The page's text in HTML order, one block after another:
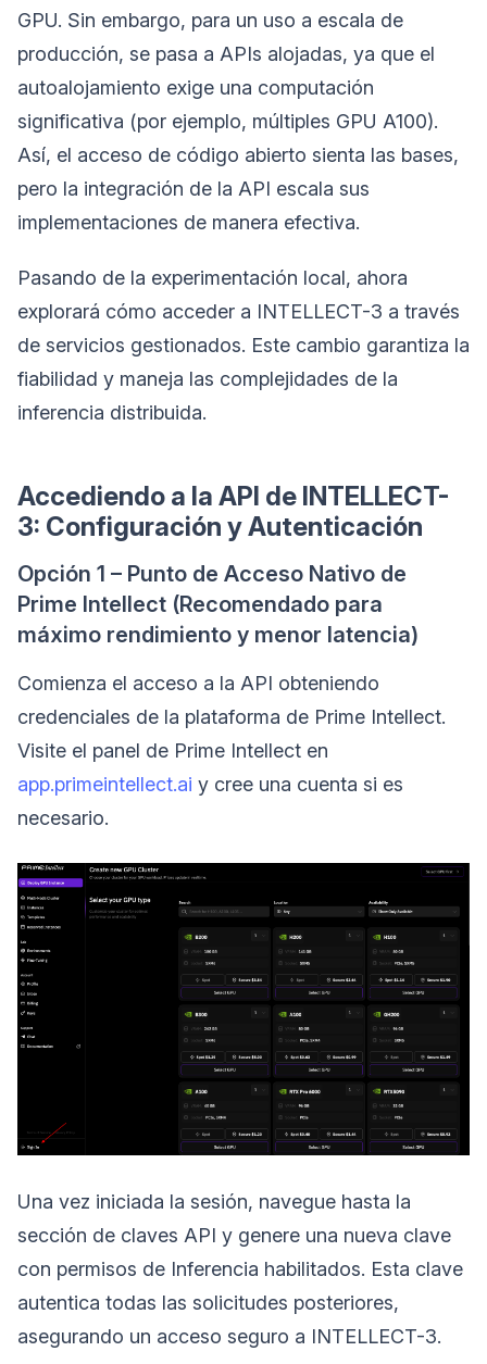
GPU. Sin embargo, para un uso a escala de
producción, se pasa a APIs alojadas, ya que el
autoalojamiento exige una computación
significativa (por ejemplo, múltiples GPU A100).
Así, el acceso de código abierto sienta las bases,
pero la integración de la API escala sus
implementaciones de manera efectiva.
Pasando de la experimentación local, ahora
explorará cómo acceder a INTELLECT-3 a través
de servicios gestionados. Este cambio garantiza la
fiabilidad y maneja las complejidades de la
inferencia distribuida.
Accediendo a la API de INTELLECT-
3: Configuración y Autenticación
Opción 1 – Punto de Acceso Nativo de
Prime Intellect (Recomendado para
máximo rendimiento y menor latencia)
Comienza el acceso a la API obteniendo
credenciales de la plataforma de Prime Intellect.
Visite el panel de Prime Intellect en
app.primeintellect.ai y cree una cuenta si es
necesario.
Una vez iniciada la sesión, navegue hasta la
sección de claves API y genere una nueva clave
con permisos de Inferencia habilitados. Esta clave
autentica todas las solicitudes posteriores,
asegurando un acceso seguro a INTELLECT-3.